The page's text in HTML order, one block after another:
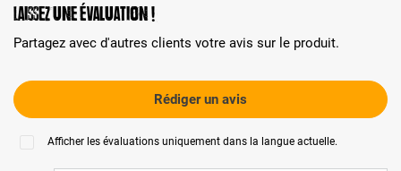
Laissez une évaluation !
Partagez avec d'autres clients votre avis sur le produit.
Rédiger un avis
Afficher les évaluations uniquement dans la langue actuelle.